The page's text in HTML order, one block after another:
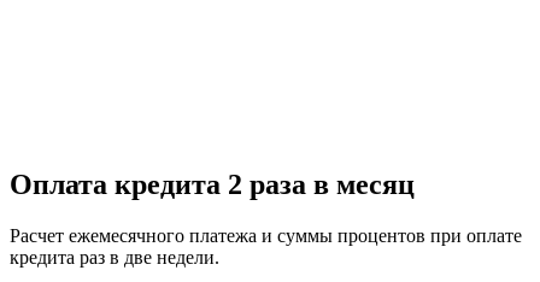
Оплата кредита 2 раза в месяц
Расчет ежемесячного платежа и суммы процентов при оплате
кредита раз в две недели.